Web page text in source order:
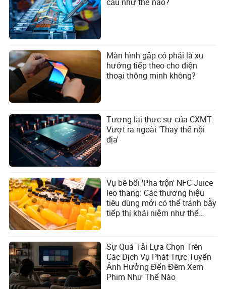
Willow Schwartz
Tác giả
Willow Schwartz là một tác giả dày dạn kinh nghiệm
trong ngành sản xuất và máy móc gia công. Với sự
hiểu biết sâu sắc về những phức tạp liên quan đến hỗ
trợ sau bán hàng của các nhà cung cấp máy móc,
bao gồm bảo trì và hỗ trợ kỹ thuật, Willow đã khẳng
định mình là một chuyên gia trong việc đánh giá chất
lượng dịch vụ của các công ty trong ngành.
Màn hình gập có phải là xu
hướng tiếp theo cho điện
thoại thông minh không?
Tương lai thực sự của CXMT:
Vượt ra ngoài 'Thay thế nội
địa'
Vụ bê bối 'Pha trộn' NFC Juice
leo thang: Các thương hiệu
tiêu dùng mới có thể tránh bẫy
tiếp thị khái niệm như thế
Sự Quá Tải Lựa Chọn Trên
Các Dịch Vụ Phát Trực Tuyến
Ảnh Hưởng Đến Đêm Xem
Phim Như Thế Nào